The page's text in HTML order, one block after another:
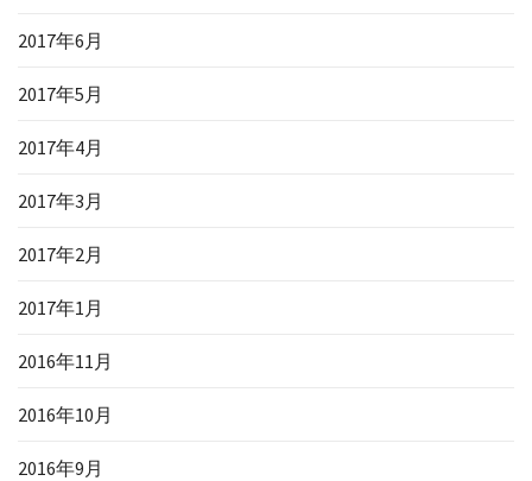
2017年6月
2017年5月
2017年4月
2017年3月
2017年2月
2017年1月
2016年11月
2016年10月
2016年9月